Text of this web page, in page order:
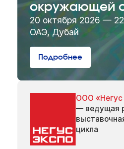
окружающей
20 октября 2026 —
ОАЭ, Дубай
Подробнее
ООО «Негус
— ведущая
цикла